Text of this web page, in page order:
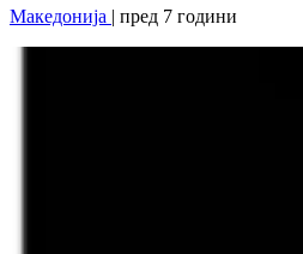
Македонија | пред 7 години